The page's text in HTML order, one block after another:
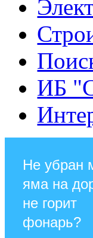
ИБ
Не убран
яма на
не горит
фонарь?